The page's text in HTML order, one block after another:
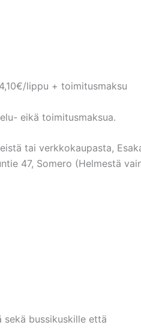
lippu + toimitusmaksu
eikä toimitusmaksua.
tai verkkokaupasta,
47, Somero (Helmestä
sekä bussikuskille että